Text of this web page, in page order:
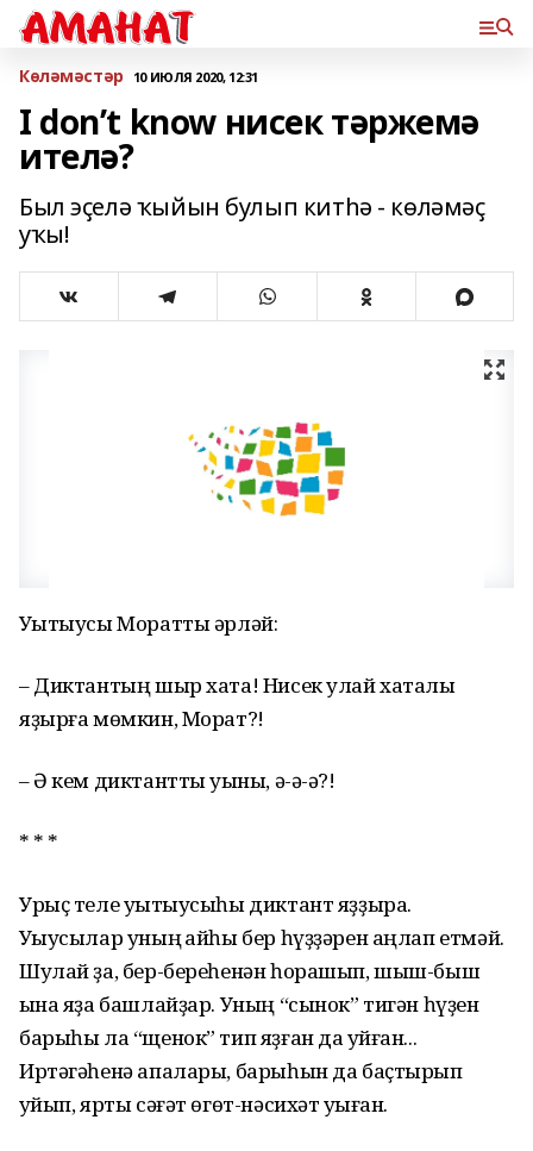
Көләмәстәр 10 ИЮЛЯ 2020, 12:31
I don’t know нисек тәржемә
ителә?
Был эҫелә ҡыйын булып китһә - көләмәҫ
уҡы!
Уҡытыусы Моратты әрләй:
– Диктантың шыр хата! Нисек улай хаталы
яҙырға мөмкин, Морат?!
– Ә кем диктантты уҡыны, ә-ә-ә?!
* * *
Урыҫ теле уҡытыусыһы диктант яҙҙыра.
Уҡыусылар уның ҡайһы бер һүҙҙәрен аңлап етмәй.
Шулай ҙа, бер-береһенән һорашып, шыш-быш
ҡына яҙа башлайҙар. Уның “сынок” тигән һүҙен
барыһы ла “щенок” тип яҙған да ҡуйған...
Иртәгәһенә апалары, барыһын да баҫтырып
ҡуйып, ярты сәғәт өгөт-нәсихәт уҡыған.